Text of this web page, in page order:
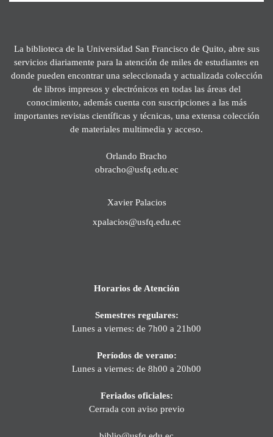
La biblioteca de la Universidad San Francisco de Quito, abre sus
servicios diariamente para la atención de miles de estudiantes en
donde pueden encontrar una seleccionada y actualizada colección
de libros impresos y electrónicos en todas las áreas del
conocimiento, además cuenta con suscripciones a las más
importantes revistas científicas y técnicas, una extensa colección
de materiales multimedia y acceso.
Orlando Bracho
obracho@usfq.edu.ec
Xavier Palacios
xpalacios@usfq.edu.ec
Horarios de Atención
Semestres regulares:
Lunes a viernes: de 7h00 a 21h00
Períodos de verano:
Lunes a viernes: de 8h00 a 20h00
Feriados oficiales:
Cerrada con aviso previo